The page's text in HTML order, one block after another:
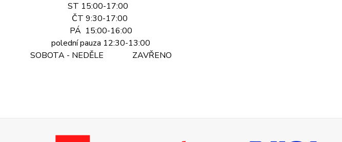
ST 15:00-17:00
ČT 9:30-17:00
PÁ 15:00-16:00
polední pauza 12:30-13:00
SOBOTA - NEDĚLE ZAVŘENO